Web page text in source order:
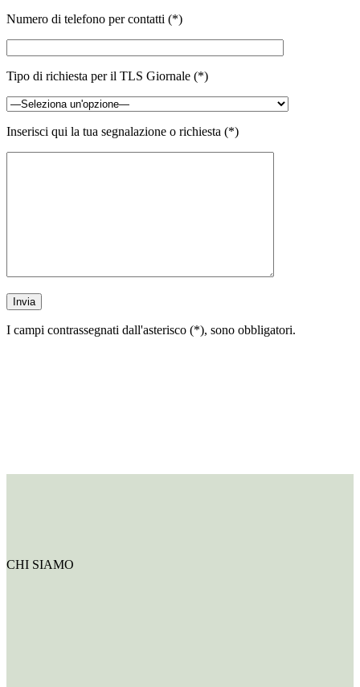
Numero di telefono per contatti (*)
Tipo di richiesta per il TLS Giornale (*)
Inserisci qui la tua segnalazione o richiesta (*)
I campi contrassegnati dall'asterisco (*), sono obbligatori.
CHI SIAMO